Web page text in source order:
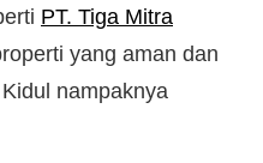
PT. Tiga Mitra
yang aman dan
nampaknya